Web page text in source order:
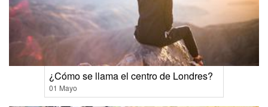
¿Cómo se llama el centro de Londres?
01 Mayo